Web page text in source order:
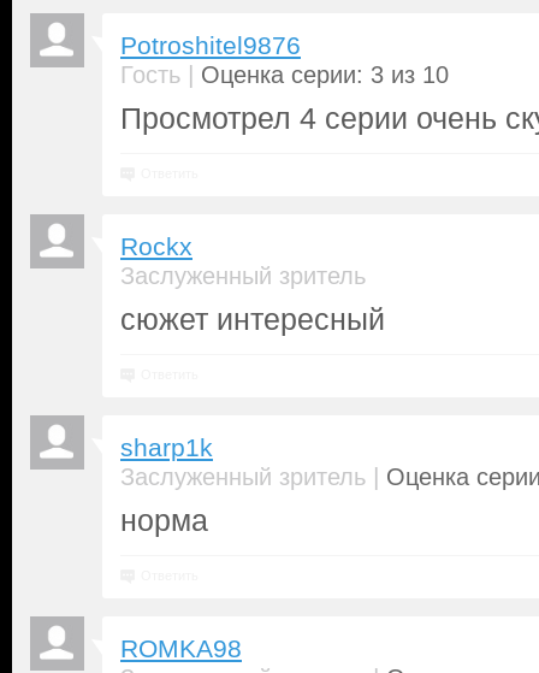
Potroshitel9876
Гость | Оценка серии: 3 из 10
Просмотрел 4 серии очень
Rockx
Заслуженный зритель
сюжет интересный
sharp1k
Заслуженный зритель | Оценка
норма
ROMKA98